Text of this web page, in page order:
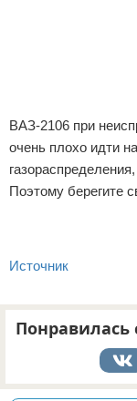
ВАЗ-2106 при
очень плохо идти
Поэтому берегите
Источник
Понравилась